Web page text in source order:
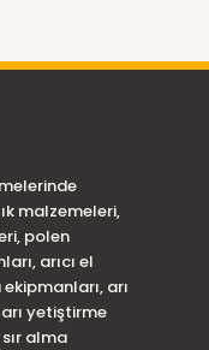
malzemeleri,
polen
arıcı el
arı
yetiştirme
alma